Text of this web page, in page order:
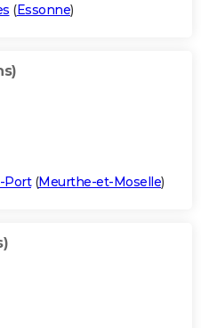
(Essonne)
Port(Meurthe-et-Moselle)